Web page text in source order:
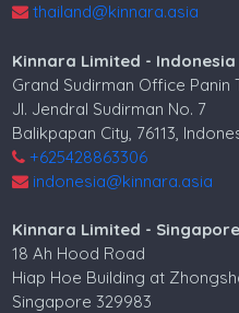
thailand@kinnara.asia
Kinnara Limited - Indonesia
Grand Sudirman Office Panin
Jl. Jendral Sudirman No. 7
Balikpapan City, 76113,
+625428863306
indonesia@kinnara.asia
Kinnara Limited - Singapore
18 Ah Hood Road
Hiap Hoe Building at
Singapore 329983